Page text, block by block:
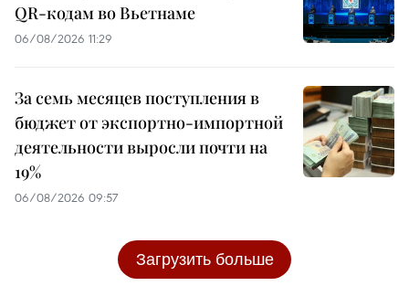
QR-кодам во Вьетнаме
06/08/2026 11:29
За семь месяцев поступления в
бюджет от экспортно-импортной
деятельности выросли почти на
19%
06/08/2026 09:57
Загрузить больше